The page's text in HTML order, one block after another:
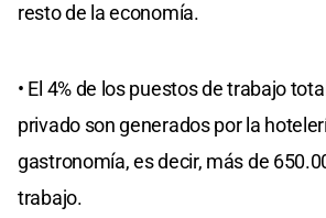
resto de la economía.
• El 4% de los puestos de trabajo
privado son generados por la
gastronomía, es decir, más de
trabajo.